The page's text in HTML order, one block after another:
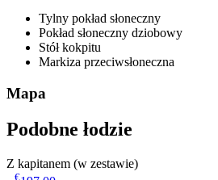
Tylny pokład słoneczny
Pokład słoneczny dziobowy
Stół kokpitu
Markiza przeciwsłoneczna
Mapa
Podobne łodzie
Z kapitanem (w zestawie)
€